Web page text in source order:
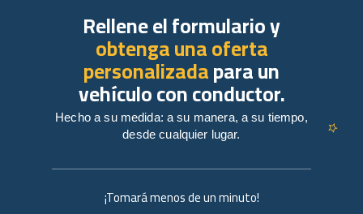
¡Tomará menos de un minuto!
Rellene el formulario y
obtenga una oferta
personalizadapara un
vehículo con conductor.
Hecho a su medida: a su manera, a su tiempo,
desde cualquier lugar.